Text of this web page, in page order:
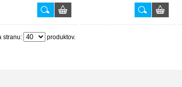
stranu: produktov.